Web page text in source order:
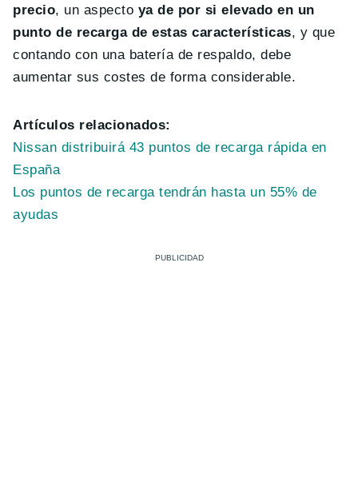
precio, un aspecto ya de por si elevado en un
punto de recarga de estas características, y que
contando con una batería de respaldo, debe
aumentar sus costes de forma considerable.
Artículos relacionados:
Nissan distribuirá 43 puntos de recarga rápida en
España
Los puntos de recarga tendrán hasta un 55% de
ayudas